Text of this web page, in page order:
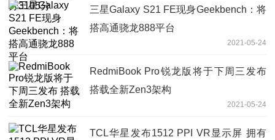
三星Galaxy S21 FE现身Geekbench：将
搭高通骁龙888平台
2021-05-24
RedmiBook Pro锐龙版将于下周三发布
搭载全新Zen3架构
2021-05-24
TCL华星发布1512 PPI VR显示屏 拥有